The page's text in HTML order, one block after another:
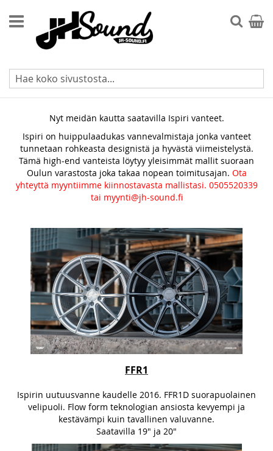
to
Content
Ispiri vanteet
Nyt meidän kautta saatavilla Ispiri vanteet.
Ispiri on huippulaadukas vannevalmistaja jonka vanteet
tunnetaan rohkeasta designistä ja hyvästä viimeistelystä.
Tämä high-end vanteista löytyy yleisimmät mallit suoraan
Oulun varastosta joka takaa nopean toimitusajan. Ota
yhteyttä myyntiimme kiinnostavasta mallistasi. 0505520339
tai myynti@jh-sound.fi
FFR1
Ispirin uutuusvanne kaudelle 2016. FFR1D suorapuolainen
velipuoli. Flow form teknologian ansiosta kevyempi ja
kestävämpi kuin tavallinen valuvanne.
Saatavilla 19" ja 20"